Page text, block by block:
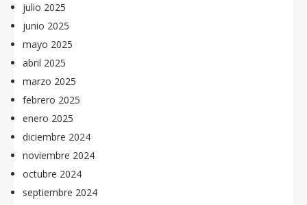
julio 2025
junio 2025
mayo 2025
abril 2025
marzo 2025
febrero 2025
enero 2025
diciembre 2024
noviembre 2024
octubre 2024
septiembre 2024